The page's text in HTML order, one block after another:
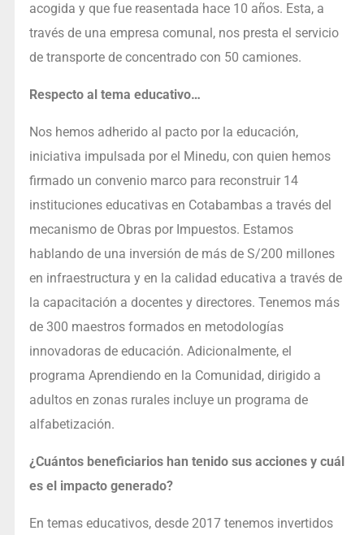
acogida y que fue reasentada hace 10 años. Esta, a
través de una empresa comunal, nos presta el servicio
de transporte de concentrado con 50 camiones.
Respecto al tema educativo…
Nos hemos adherido al pacto por la educación,
iniciativa impulsada por el Minedu, con quien hemos
firmado un convenio marco para reconstruir 14
instituciones educativas en Cotabambas a través del
mecanismo de Obras por Impuestos. Estamos
hablando de una inversión de más de S/200 millones
en infraestructura y en la calidad educativa a través de
la capacitación a docentes y directores. Tenemos más
de 300 maestros formados en metodologías
innovadoras de educación. Adicionalmente, el
programa Aprendiendo en la Comunidad, dirigido a
adultos en zonas rurales incluye un programa de
alfabetización.
¿Cuántos beneficiarios han tenido sus acciones y cuál
es el impacto generado?
En temas educativos, desde 2017 tenemos invertidos